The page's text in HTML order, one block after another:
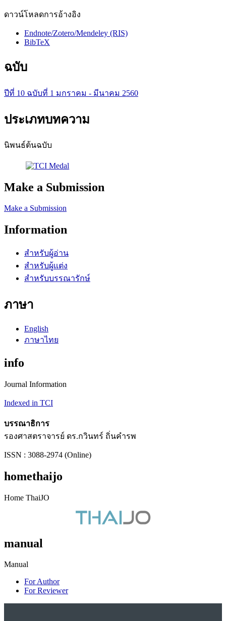
ดาวน์โหลดการอ้างอิง
Endnote/Zotero/Mendeley (RIS)
BibTeX
ฉบับ
ปีที่ 10 ฉบับที่ 1 มกราคม - มีนาคม 2560
ประเภทบทความ
นิพนธ์ต้นฉบับ
Make a Submission
Make a Submission
Information
สำหรับผู้อ่าน
สำหรับผู้แต่ง
สำหรับบรรณารักษ์
ภาษา
English
ภาษาไทย
info
Journal Information
Indexed in TCI
บรรณาธิการ
รองศาสตราจารย์ ดร.กวินทร์ ถิ่นคำรพ
ISSN : 3088-2974 (Online)
homethaijo
Home ThaiJO
manual
Manual
For Author
For Reviewer